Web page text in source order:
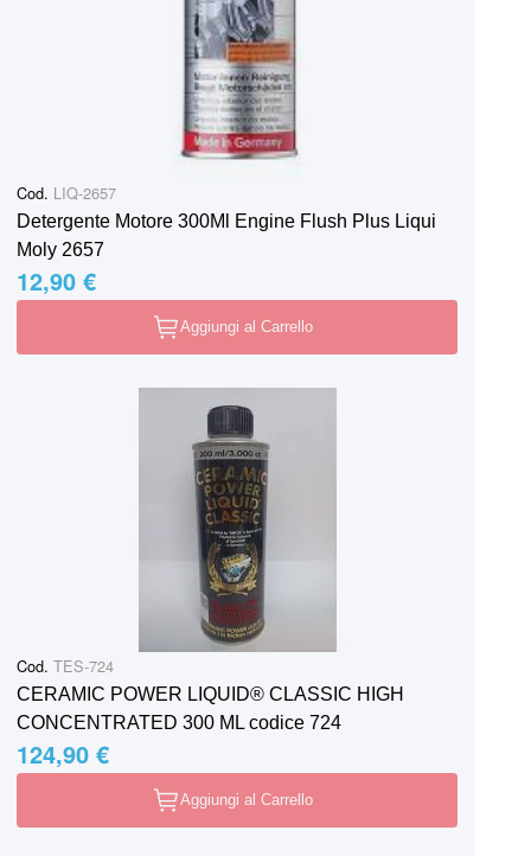
Cod. LIQ-2657
Detergente Motore 300Ml Engine Flush Plus Liqui
Moly 2657
12,90 €
Aggiungi al Carrello
Cod. TES-724
CERAMIC POWER LIQUID® CLASSIC HIGH
CONCENTRATED 300 ML codice 724
124,90 €
Aggiungi al Carrello